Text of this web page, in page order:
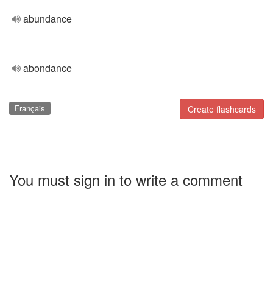
abundance
abondance
Create flashcards
Français
You must sign in to write a comment